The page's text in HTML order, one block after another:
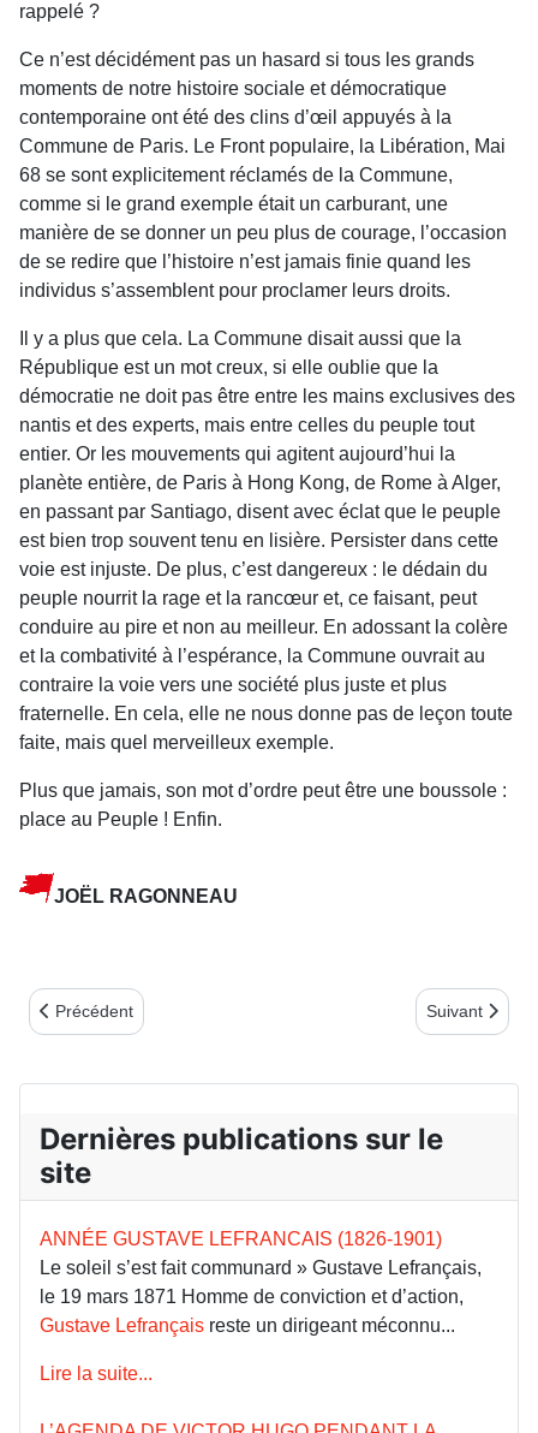
rappelé ?
Ce n’est décidément pas un hasard si tous les grands
moments de notre histoire sociale et démocratique
contemporaine ont été des clins d’œil appuyés à la
Commune de Paris. Le Front populaire, la Libération, Mai
68 se sont explicitement réclamés de la Commune,
comme si le grand exemple était un carburant, une
manière de se donner un peu plus de courage, l’occasion
de se redire que l’histoire n’est jamais finie quand les
individus s’assemblent pour proclamer leurs droits.
Il y a plus que cela. La Commune disait aussi que la
République est un mot creux, si elle oublie que la
démocratie ne doit pas être entre les mains exclusives des
nantis et des experts, mais entre celles du peuple tout
entier. Or les mouvements qui agitent aujourd’hui la
planète entière, de Paris à Hong Kong, de Rome à Alger,
en passant par Santiago, disent avec éclat que le peuple
est bien trop souvent tenu en lisière. Persister dans cette
voie est injuste. De plus, c’est dangereux : le dédain du
peuple nourrit la rage et la rancœur et, ce faisant, peut
conduire au pire et non au meilleur. En adossant la colère
et la combativité à l’espérance, la Commune ouvrait au
contraire la voie vers une société plus juste et plus
fraternelle. En cela, elle ne nous donne pas de leçon toute
faite, mais quel merveilleux exemple.
Plus que jamais, son mot d’ordre peut être une boussole :
place au Peuple ! Enfin.
JOËL RAGONNEAU
Article précédent : Annulation des activités pour causes sanitaires
Précédent Article suivant
Suivant
Dernières publications sur le
site
ANNÉE GUSTAVE LEFRANCAIS (1826-1901)
Le soleil s’est fait communard » Gustave Lefrançais,
le 19 mars 1871 Homme de conviction et d’action,
Gustave Lefrançais reste un dirigeant méconnu...
Lire la suite...